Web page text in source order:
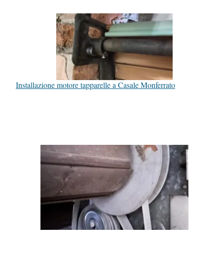
Installazione motore tapparelle a Casale Monferrato